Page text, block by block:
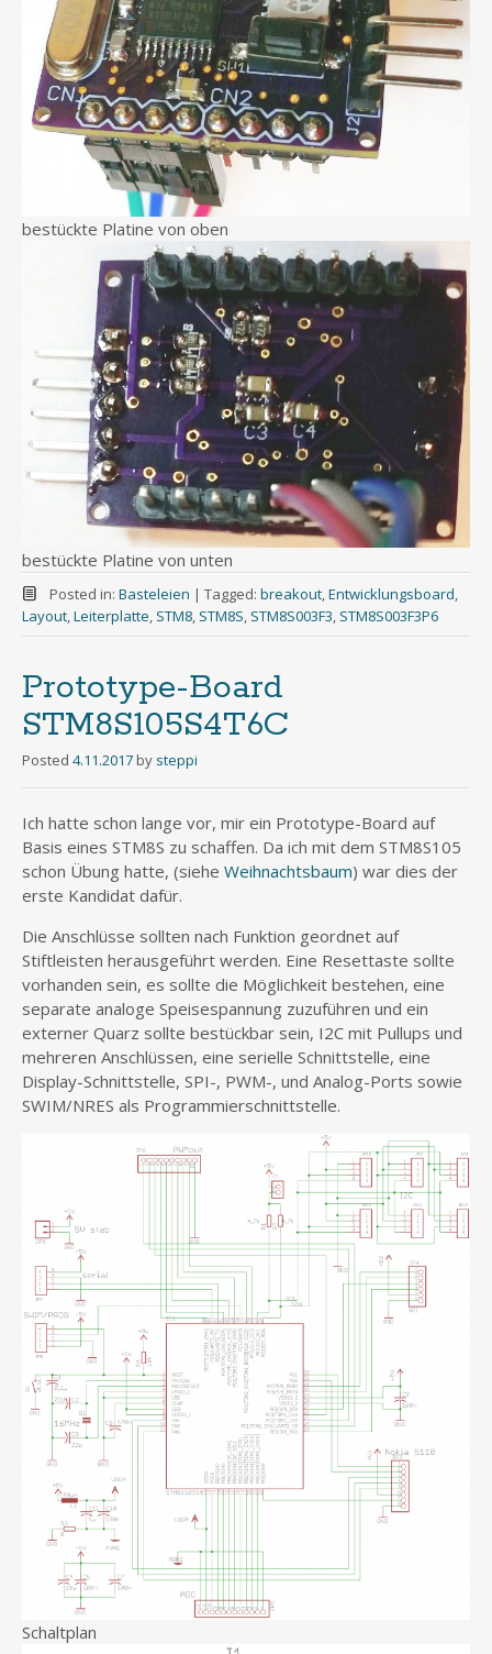
bestückte Platine von oben
bestückte Platine von unten
Posted in: Basteleien | Tagged: breakout, Entwicklungsboard
Layout Leiterplatte STM8 STM8S STM8S003F3 STM8S003F3P6
Prototype-Board
STM8S105S4T6C
Posted 4.11.2017 by steppi
Ich hatte schon lange vor, mir ein Prototype-Board auf
Basis eines STM8S zu schaffen. Da ich mit dem STM8S105
schon Übung hatte, (siehe Weihnachtsbaum) war dies der
erste Kandidat dafür.
Die Anschlüsse sollten nach Funktion geordnet auf
Stiftleisten herausgeführt werden. Eine Resettaste sollte
vorhanden sein, es sollte die Möglichkeit bestehen, eine
separate analoge Speisespannung zuzuführen und ein
externer Quarz sollte bestückbar sein, I2C mit Pullups und
mehreren Anschlüssen, eine serielle Schnittstelle, eine
Display-Schnittstelle, SPI-, PWM-, und Analog-Ports sowie
SWIM/NRES als Programmierschnittstelle.
Schaltplan